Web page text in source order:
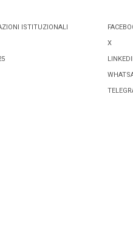
ISTITUZIONALI
X